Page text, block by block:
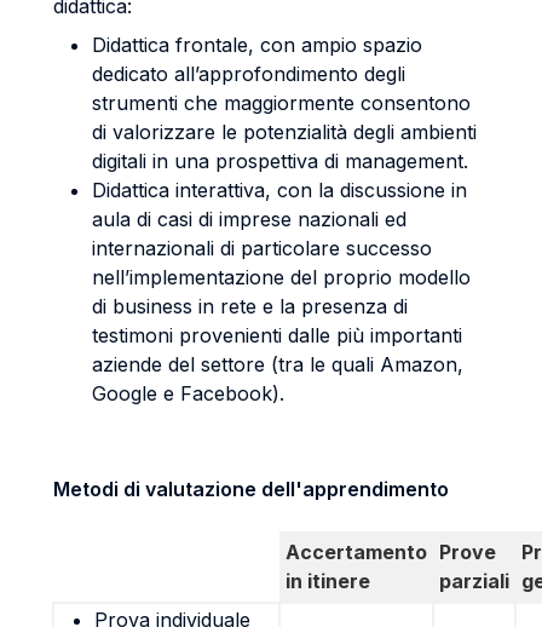
didattica:
Didattica frontale, con ampio spazio
dedicato all’approfondimento degli
strumenti che maggiormente consentono
di valorizzare le potenzialità degli ambienti
digitali in una prospettiva di management.
Didattica interattiva, con la discussione in
aula di casi di imprese nazionali ed
internazionali di particolare successo
nell’implementazione del proprio modello
di business in rete e la presenza di
testimoni provenienti dalle più importanti
aziende del settore (tra le quali Amazon,
Google e Facebook).
Metodi di valutazione dell'apprendimento
Accertamento
in itinere
Prove
parziali
Prova individuale